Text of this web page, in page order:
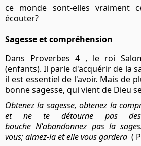
ce monde sont-elles vraiment
écouter?
Sagesse et compréhension
Dans Proverbes 4 , le roi
(enfants). Il parle d'acquérir de la
il est essentiel de l'avoir. Mais de
bonne sagesse, qui vient de Dieu
Obtenez la sagesse, obtenez la
et ne te détourne pas
boucheN'abandonnez pas la
vous;aimez-la et elle vous gardera (